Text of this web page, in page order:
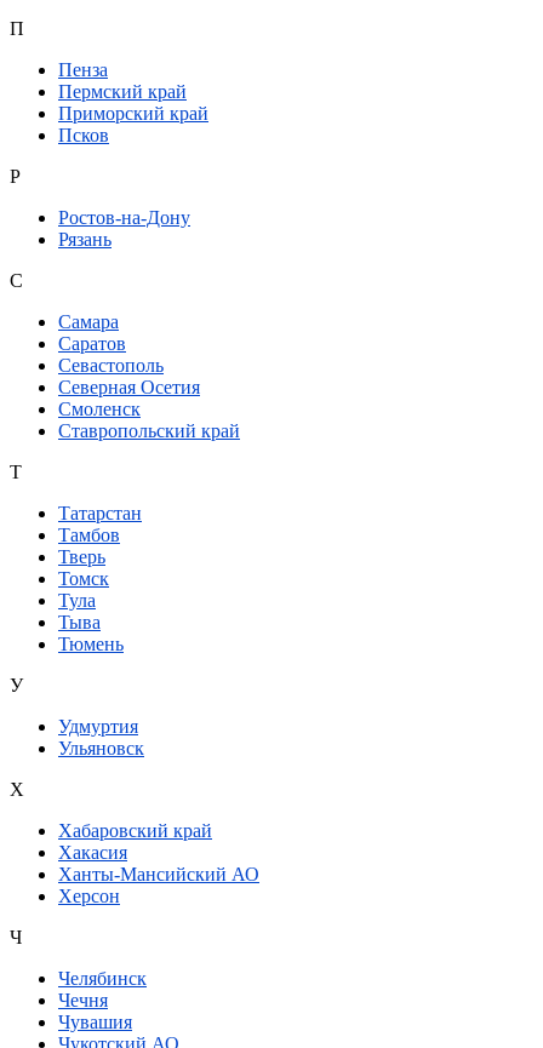
П
Пенза
Пермский край
Приморский край
Псков
Р
Ростов-на-Дону
Рязань
С
Самара
Саратов
Севастополь
Северная Осетия
Смоленск
Ставропольский край
Т
Татарстан
Тамбов
Тверь
Томск
Тула
Тыва
Тюмень
У
Удмуртия
Ульяновск
Х
Хабаровский край
Хакасия
Ханты-Мансийский АО
Херсон
Ч
Челябинск
Чечня
Чувашия